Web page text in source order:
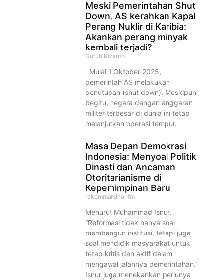
Meski Pemerintahan Shut
Down, AS kerahkan Kapal
Perang Nuklir di Karibia:
Akankan perang minyak
kembali terjadi?
Guruh Riyanto
Mulai 1 Oktober 2025,
pemerintah AS melakukan
penutupan (shut down). Meskipun
begitu, negara dengan anggaran
militer terbesar di dunia ini tetap
melanjutkan operasi tempur.
Masa Depan Demokrasi
Indonesia: Menyoal Politik
Dinasti dan Ancaman
Otoritarianisme di
Kepemimpinan Baru
rakommarsinahfm
Menurut Muhammad Isnur,
“Reformasi tidak hanya soal
membangun institusi, tetapi juga
soal mendidik masyarakat untuk
tetap kritis dan aktif dalam
mengawal jalannya pemerintahan.”
Isnur juga menekankan perlunya